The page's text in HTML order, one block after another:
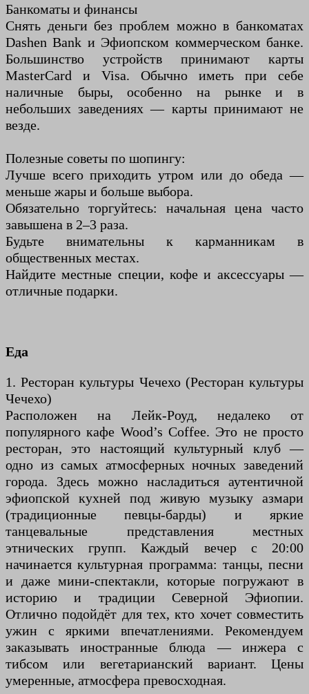
Банкоматы и финансы
Снять деньги без проблем можно в банкоматах
Dashen Bank и Эфиопском коммерческом банке.
Большинство устройств принимают карты
MasterCard и Visa. Обычно иметь при себе
наличные быры, особенно на рынке и в
небольших заведениях — карты принимают не
везде.
Полезные советы по шопингу:
Лучше всего приходить утром или до обеда —
меньше жары и больше выбора.
Обязательно торгуйтесь: начальная цена часто
завышена в 2–3 раза.
Будьте внимательны к карманникам в
общественных местах.
Найдите местные специи, кофе и аксессуары —
отличные подарки.
Еда
1. Ресторан культуры Чечехо (Ресторан культуры
Чечехо)
Расположен на Лейк-Роуд, недалеко от
популярного кафе Wood’s Coffee. Это не просто
ресторан, это настоящий культурный клуб —
одно из самых атмосферных ночных заведений
города. Здесь можно насладиться аутентичной
эфиопской кухней под живую музыку азмари
(традиционные певцы-барды) и яркие
танцевальные представления местных
этнических групп. Каждый вечер с 20:00
начинается культурная программа: танцы, песни
и даже мини-спектакли, которые погружают в
историю и традиции Северной Эфиопии.
Отлично подойдёт для тех, кто хочет совместить
ужин с яркими впечатлениями. Рекомендуем
заказывать иностранные блюда — инжера с
тибсом или вегетарианский вариант. Цены
умеренные, атмосфера превосходная.